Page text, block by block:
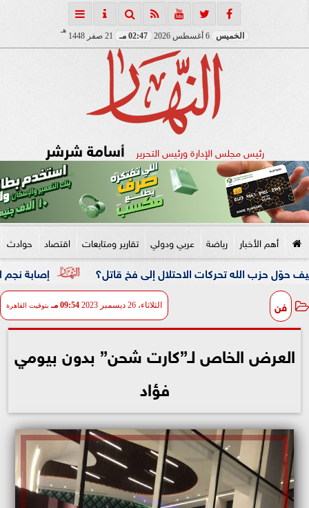
الخميس 02:47 مـ 21 صفر 1448
هـ
رئيس مجلس الإدارة ورئيس التحرير أسامة شرشر
أهم الأخبار رياضة عربي ودولي تقارير ومتابعات اقتصاد حوادث
إصابة نجم الأهلي تحركات الاحتلال إلى فخ قاتل؟
فن الثلاثاء، 26 ديسمبر 2023 09:54 مـ بتوقيت القاهرة
العرض الخاص لـ”كارت شحن” بدون بيومي
فؤاد